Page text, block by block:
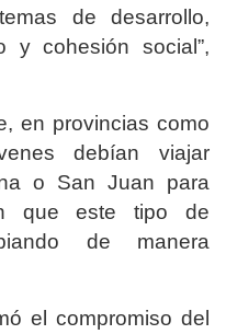
de desarrollo,
y cohesión social”,
en provincias como
debían viajar
o San Juan para
que este tipo de
de manera
el compromiso del